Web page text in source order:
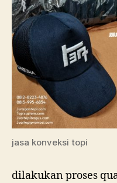
jasa konveksi topi
dilakukan proses